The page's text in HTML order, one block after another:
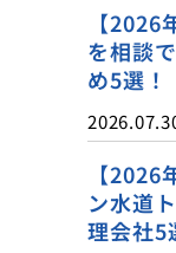
【
を相談
め5選！
【
ン水道
理会社5